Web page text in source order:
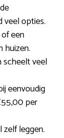
opties.
een
huizen.
scheelt veel
eenvoudig
per
zelf leggen.